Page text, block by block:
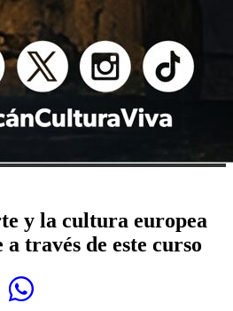
y la cultura europea
a través de este curso